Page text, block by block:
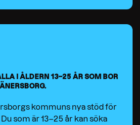
I ÅLDERN 13–25 ÅR SOM BOR
kommuns nya stöd för
som är 13–25 år kan söka